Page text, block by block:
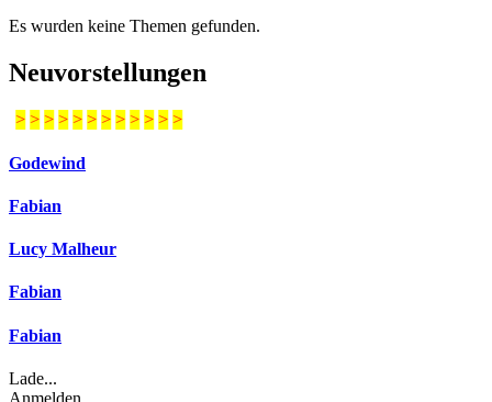
Es wurden keine Themen gefunden.
Neuvorstellungen
> > > > > > > > > > > >
Godewind
Fabian
Lucy Malheur
Fabian
Fabian
Lade...
Anmelden